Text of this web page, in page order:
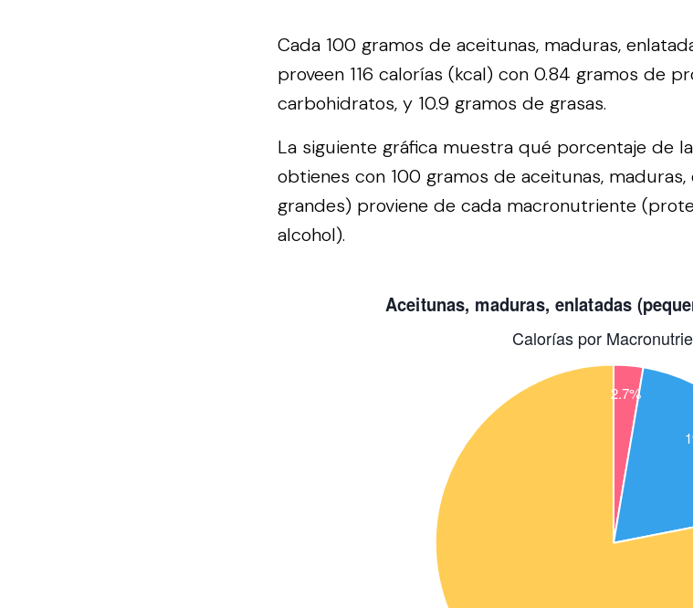
Cada 100 gramos de aceitunas, maduras,
proveen 116 calorías (kcal) con 0.84 gramos de
carbohidratos, y 10.9 gramos de grasas.
La siguiente gráfica muestra qué porcentaje de
obtienes con 100 gramos de aceitunas,
grandes) proviene de cada macronutriente
alcohol).